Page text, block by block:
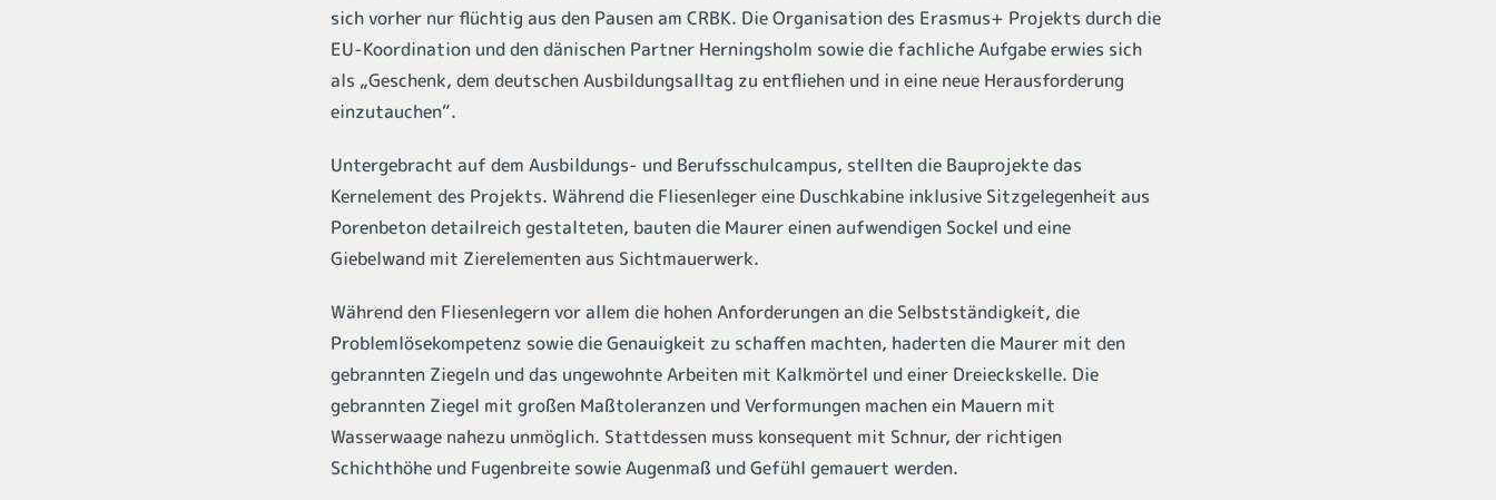
sich vorher nur flüchtig aus den Pausen am CRBK. Die Organisation des Erasmus+ Projekts durch die
EU-Koordination und den dänischen Partner Herningsholm sowie die fachliche Aufgabe erwies sich
als „Geschenk, dem deutschen Ausbildungsalltag zu entfliehen und in eine neue Herausforderung
einzutauchen“.
Untergebracht auf dem Ausbildungs- und Berufsschulcampus, stellten die Bauprojekte das
Kernelement des Projekts. Während die Fliesenleger eine Duschkabine inklusive Sitzgelegenheit aus
Porenbeton detailreich gestalteten, bauten die Maurer einen aufwendigen Sockel und eine
Giebelwand mit Zierelementen aus Sichtmauerwerk.
Während den Fliesenlegern vor allem die hohen Anforderungen an die Selbstständigkeit, die
Problemlösekompetenz sowie die Genauigkeit zu schaffen machten, haderten die Maurer mit den
gebrannten Ziegeln und das ungewohnte Arbeiten mit Kalkmörtel und einer Dreieckskelle. Die
gebrannten Ziegel mit großen Maßtoleranzen und Verformungen machen ein Mauern mit
Wasserwaage nahezu unmöglich. Stattdessen muss konsequent mit Schnur, der richtigen
Schichthöhe und Fugenbreite sowie Augenmaß und Gefühl gemauert werden.